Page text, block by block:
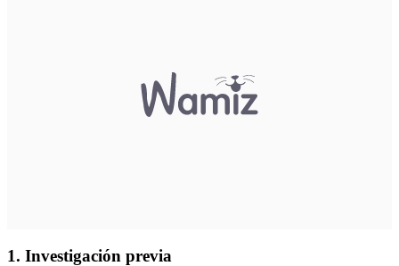
1. Investigación previa